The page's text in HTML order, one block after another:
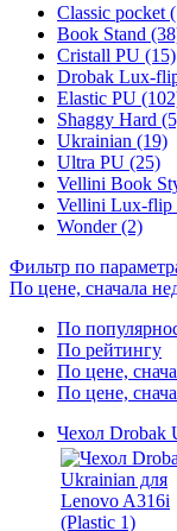
Classic pocket
Book Stand
Cristall PU (15)
Drobak Lux-
Elastic PU
Shaggy Hard
Ukrainian (19)
Ultra PU (25)
Vellini Book
Vellini Lux-flip
Wonder (2)
Фильтр по
По цене, сначала
По
По рейтингу
По цене,
По цене,
Чехол Drobak